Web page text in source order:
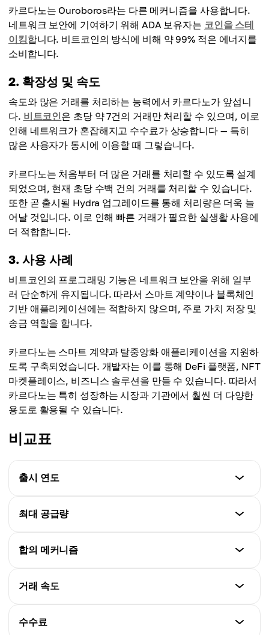
카르다노는 Ouroboros라는 다른 메커니즘을 사용합니다.
네트워크 보안에 기여하기 위해 ADA 보유자는 코인을 스테
이킹합니다. 비트코인의 방식에 비해 약 99% 적은 에너지를
소비합니다.
2. 확장성 및 속도
속도와 많은 거래를 처리하는 능력에서 카르다노가 앞섭니
다. 비트코인은 초당 약 7건의 거래만 처리할 수 있으며, 이로
인해 네트워크가 혼잡해지고 수수료가 상승합니다 — 특히
많은 사용자가 동시에 이용할 때 그렇습니다.
카르다노는 처음부터 더 많은 거래를 처리할 수 있도록 설계
되었으며, 현재 초당 수백 건의 거래를 처리할 수 있습니다.
또한 곧 출시될 Hydra 업그레이드를 통해 처리량은 더욱 늘
어날 것입니다. 이로 인해 빠른 거래가 필요한 실생활 사용에
더 적합합니다.
3. 사용 사례
비트코인의 프로그래밍 기능은 네트워크 보안을 위해 일부
러 단순하게 유지됩니다. 따라서 스마트 계약이나 블록체인
기반 애플리케이션에는 적합하지 않으며, 주로 가치 저장 및
송금 역할을 합니다.
카르다노는 스마트 계약과 탈중앙화 애플리케이션을 지원하
도록 구축되었습니다. 개발자는 이를 통해 DeFi 플랫폼, NFT
마켓플레이스, 비즈니스 솔루션을 만들 수 있습니다. 따라서
카르다노는 특히 성장하는 시장과 기관에서 훨씬 더 다양한
용도로 활용될 수 있습니다.
비교표
출시 연도
비트코인
카르다노
최대 공급량
비트코인
카르다노
합의 메커니즘
비트코인
카르다노
거래 속도
비트코인
수수료